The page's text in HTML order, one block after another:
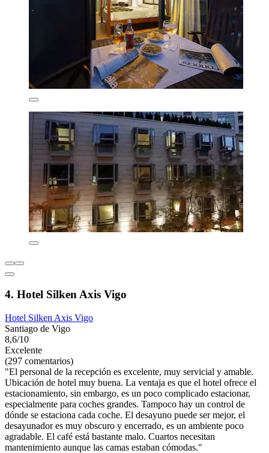
4. Hotel Silken Axis Vigo
Hotel Silken Axis Vigo
Santiago de Vigo
8,6/10
Excelente
(297 comentarios)
"El personal de la recepción es excelente, muy servicial y amable.
Ubicación de hotel muy buena. La ventaja es que el hotel ofrece el
estacionamiento, sin embargo, es un poco complicado estacionar,
especialmente para coches grandes. Tampoco hay un control de
dónde se estaciona cada coche. El desayuno puede ser mejor, el
desayunador es muy obscuro y encerrado, es un ambiente poco
agradable. El café está bastante malo. Cuartos necesitan
mantenimiento aunque las camas estaban cómodas."